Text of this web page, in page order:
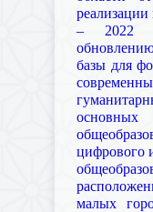
реализации
– 2022
базы для
цифрового
малых